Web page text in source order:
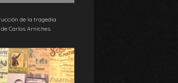
de la tragedia
Carlos Arniches.